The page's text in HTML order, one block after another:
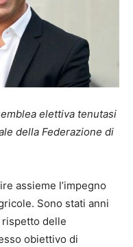
elettiva tenutasi
della Federazione di
assieme l’impegno
Sono stati anni
delle
obiettivo di